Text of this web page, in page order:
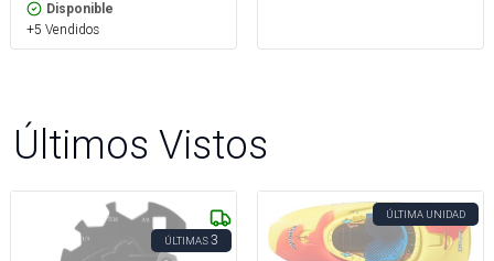
Disponible
+5 Vendidos
Últimos Vistos
ÚLTIMAS3
ÚLTIMA UNIDAD